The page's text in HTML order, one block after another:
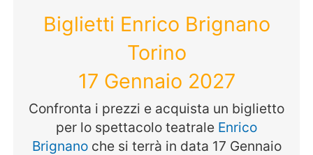
Biglietti Enrico Brignano
Torino
17 Gennaio 2027
Confronta i prezzi e acquista un biglietto
per lo spettacolo teatrale Enrico
Brignanoche si terrà in data 17 Gennaio